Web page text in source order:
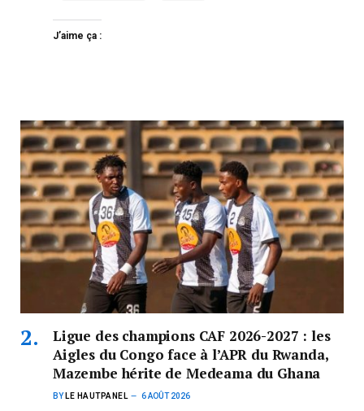
J’aime ça :
Ligue des champions CAF 2026-2027 : les
Aigles du Congo face à l’APR du Rwanda,
Mazembe hérite de Medeama du Ghana
BY LE HAUTPANEL 6 AOÛT 2026